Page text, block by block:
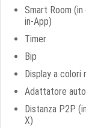
Smart Room
in-App)
Timer
Bip
Display a colori
Adattatore
Distanza P2P
X)